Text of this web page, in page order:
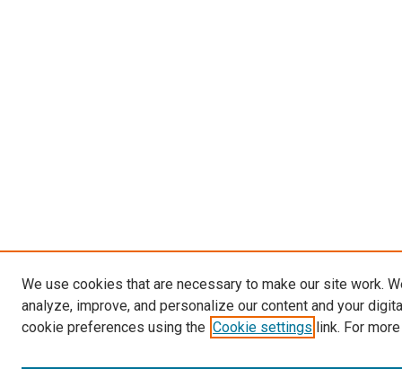
We use cookies that are necessary to make our site work.
analyze, improve, and personalize our content and your
cookie preferences using the Cookie settings link. For